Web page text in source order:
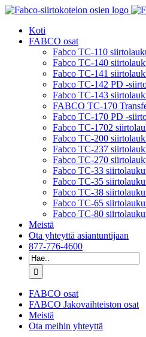
Siirry
Koti
FABCO osat
Fabco TC-110
Fabco TC-140
Fabco TC-141
Fabco TC-142 PD -
Fabco TC-143
FABCO TC-170
Fabco TC-170 PD -
Fabco TC-1702
Fabco TC-200
Fabco TC-237
Fabco TC-270
Fabco TC-33
Fabco TC-35
Fabco TC-38
Fabco TC-65
Fabco TC-80
Meistä
Ota yhteyttä asiantuntijaan
877-776-4600
Etsiä:
FABCO osat
FABCO Jakovaihteiston osat
Meistä
Ota meihin yhteyttä